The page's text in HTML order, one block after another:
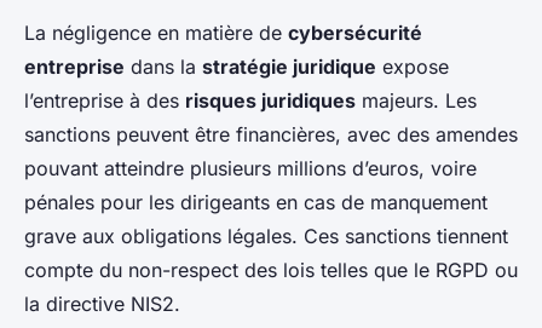
La négligence en matière de cybersécurité
entreprise dans la stratégie juridique expose
l’entreprise à des risques juridiques majeurs. Les
sanctions peuvent être financières, avec des amendes
pouvant atteindre plusieurs millions d’euros, voire
pénales pour les dirigeants en cas de manquement
grave aux obligations légales. Ces sanctions tiennent
compte du non-respect des lois telles que le RGPD ou
la directive NIS2.